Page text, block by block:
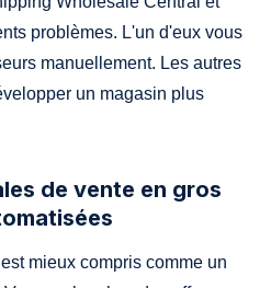
problèmes. L'un d'eux vous
manuellement. Les autres
un magasin plus
de vente en gros
est mieux compris comme un